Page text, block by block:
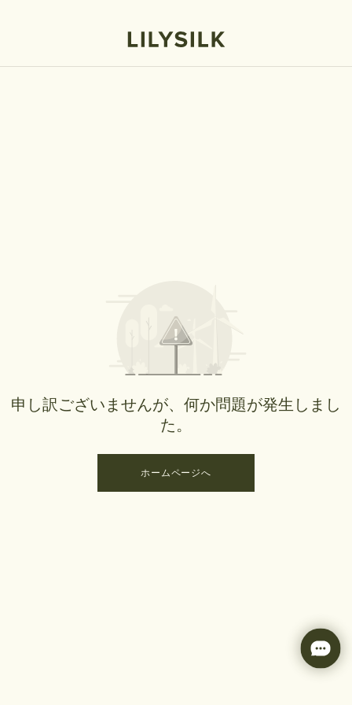
申し訳ございませんが、何か問題が発生しまし
た。
ホームページへ